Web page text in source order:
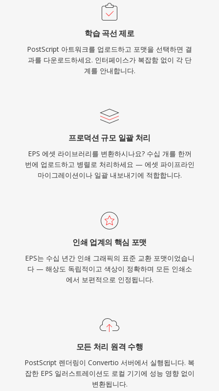
학습 곡선 제로
PostScript 아트워크를 업로드하고 포맷을 선택하면 결
과를 다운로드하세요. 인터페이스가 복잡함 없이 각 단
계를 안내합니다.
프로덕션 규모 일괄 처리
EPS 에셋 라이브러리를 변환하시나요? 수십 개를 한꺼
번에 업로드하고 병렬로 처리하세요 — 에셋 파이프라인
마이그레이션이나 일괄 내보내기에 적합합니다.
인쇄 업계의 핵심 포맷
EPS는 수십 년간 인쇄 그래픽의 표준 교환 포맷이었습니
다 — 해상도 독립적이고 색상이 정확하며 모든 인쇄소
에서 보편적으로 인정됩니다.
모든 처리 원격 수행
PostScript 렌더링이 Convertio 서버에서 실행됩니다. 복
잡한 EPS 일러스트레이션도 로컬 기기에 성능 영향 없이
변환됩니다.